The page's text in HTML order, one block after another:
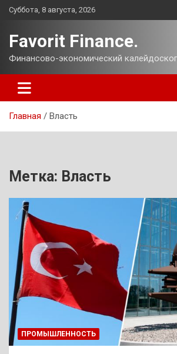
Перейти
Суббота, 8 августа, 2026
Favorit Finance.
Финансово-экономический
Главная Власть
Метка: Власть
ПРОМЫШЛЕННОСТЬ